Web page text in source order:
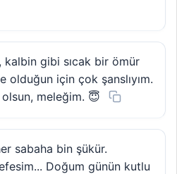
gibi sıcak bir ömür
olduğun için çok şanslıyım.
meleğim. 😇
sabaha bin şükür.
Doğum günün kutlu